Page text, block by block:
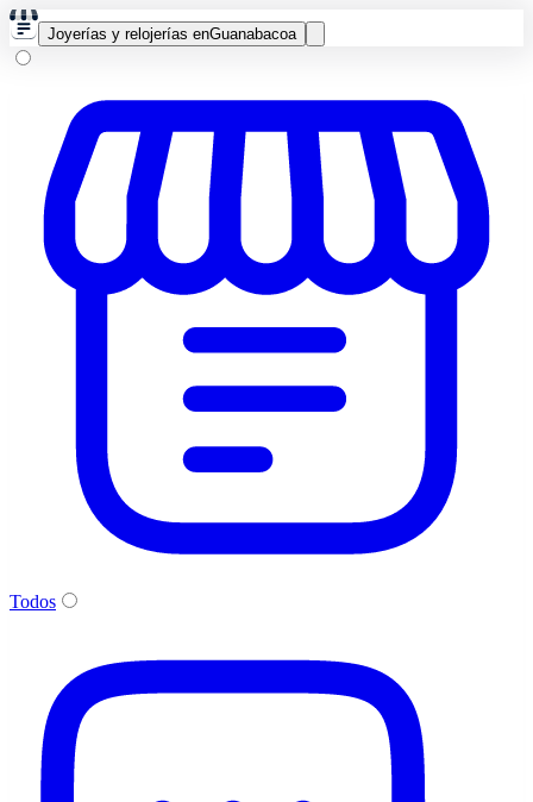
Joyerías y relojerías enGuanabacoa
Todos